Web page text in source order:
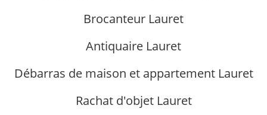
Brocanteur Lauret
Antiquaire Lauret
Débarras de maison et appartement Lauret
Rachat d'objet Lauret